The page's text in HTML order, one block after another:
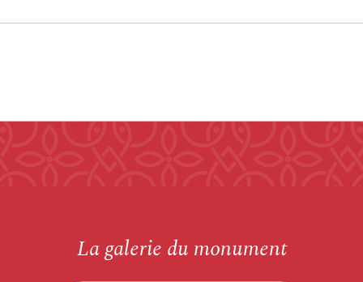
La galerie du monument